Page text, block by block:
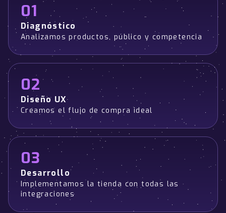
01
Diagnóstico
Analizamos productos, público y competencia
02
Diseño UX
Creamos el flujo de compra ideal
03
Desarrollo
Implementamos la tienda con todas las
integraciones